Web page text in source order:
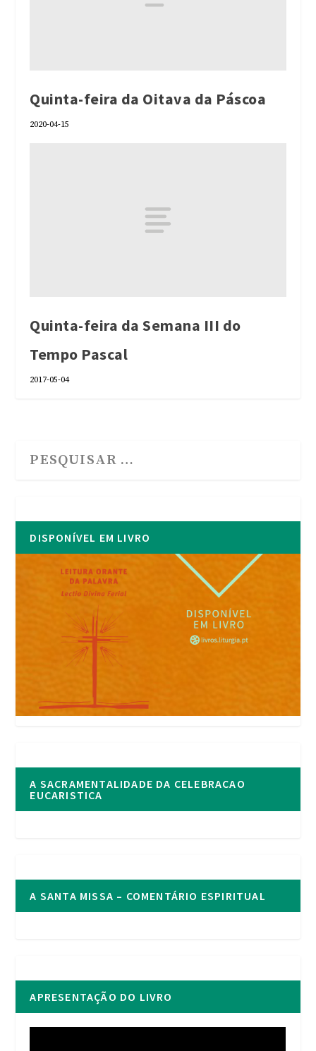
Quinta-feira da Oitava da Páscoa
2020-04-15
Quinta-feira da Semana III do
Tempo Pascal
2017-05-04
DISPONÍVEL EM LIVRO
A SACRAMENTALIDADE DA CELEBRACAO
EUCARISTICA
A SANTA MISSA – COMENTÁRIO ESPIRITUAL
APRESENTAÇÃO DO LIVRO